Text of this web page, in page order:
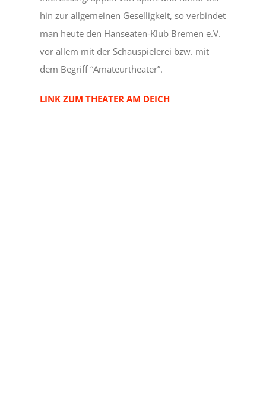
hin zur allgemeinen Geselligkeit, so verbindet
man heute den Hanseaten-Klub Bremen e.V.
vor allem mit der Schauspielerei bzw. mit
dem Begriff “Amateurtheater”.
LINK ZUM THEATER AM DEICH